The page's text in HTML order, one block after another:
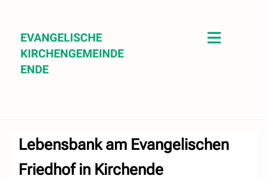
Lebensbank am Evangelischen
Friedhof in Kirchende